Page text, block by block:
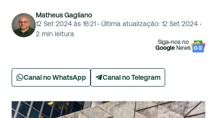
Matheus Gagliano
12 Set 2024 às 16:21 · Última atualização: 12 Set 2024 ·
2 min leitura
Siga-nos no
Google News
Canal no WhatsApp Canal no Telegram